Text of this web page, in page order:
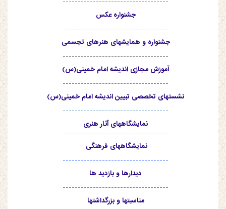
جشنواره عکس
-----------------------------------
جشنواره و همایشهای هنرهای تجسمی
-----------------------------------
آموزش مجازی اندیشه امام خمینی(س)
-----------------------------------
نشستهای تخصصی تبیین اندیشه امام خمینی(س)
-----------------------------------
نمایشگاههای آثار هنری
-----------------------------------
نمایشگاههای فرهنگی
-----------------------------------
دیدارها و بازدید ها
-----------------------------------
مناسبتها و بزرگداشتها